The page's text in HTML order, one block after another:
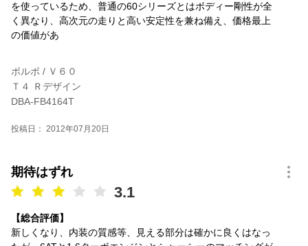
を使っているため、普通の60シリーズとはボディー剛性が全
く異なり、高次元の走りと高い安定性を兼ね備え、価格最上
の価値があ
ボルボ / Ｖ６０
Ｔ４ Ｒデザイン
DBA-FB4164T
投稿日： 2012年07月20日
期待はずれ
3.1
【総合評価】
新しくなり、内装の質感等、見える部分は確かに良くはなっ